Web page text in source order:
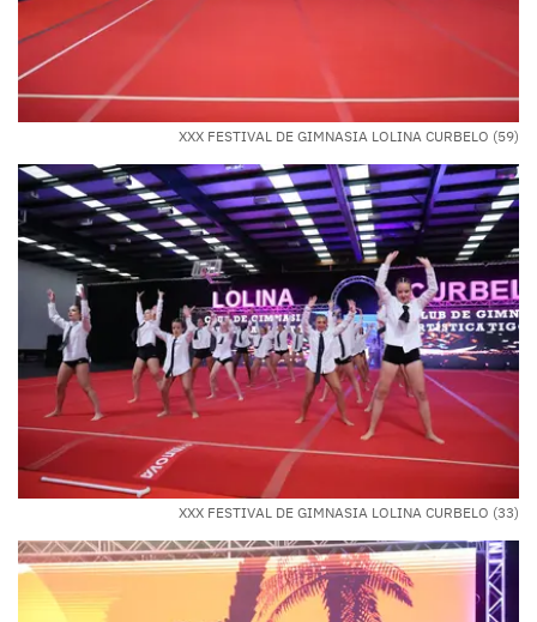
XXX FESTIVAL DE GIMNASIA LOLINA CURBELO (59)
XXX FESTIVAL DE GIMNASIA LOLINA CURBELO (33)